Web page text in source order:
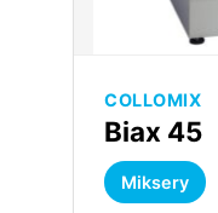
COLLOMIX
Biax 45
Miksery